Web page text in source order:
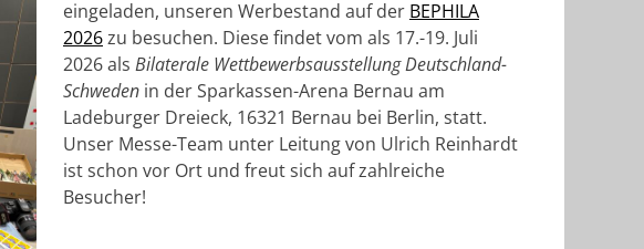
eingeladen, unseren Werbestand auf der BEPHILA
2026zu besuchen. Diese findet vom als 17.-19. Juli
2026 als Bilaterale Wettbewerbsausstellung Deutschland-
Schweden in der Sparkassen-Arena Bernau am
Ladeburger Dreieck, 16321 Bernau bei Berlin, statt.
Unser Messe-Team unter Leitung von Ulrich Reinhardt
ist schon vor Ort und freut sich auf zahlreiche
Besucher!